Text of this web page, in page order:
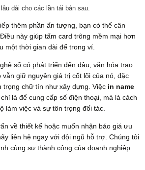
dài cho các lần tái bản sau.
thêm phần ấn tượng, bạn có thể cân
này giúp tấm card trông mềm mại hơn
một thời gian dài để trong ví.
số có phát triển đến đâu, văn hóa trao
giữ nguyên giá trị cốt lõi của nó, đặc
trọng chữ tín như xây dựng. Việc in name
là để cung cấp số điện thoại, mà là cách
làm việc và sự tôn trọng đối tác.
về thiết kế hoặc muốn nhận báo giá ưu
liên hệ ngay với đội ngũ hỗ trợ. Chúng tôi
cùng sự thành công của doanh nghiệp